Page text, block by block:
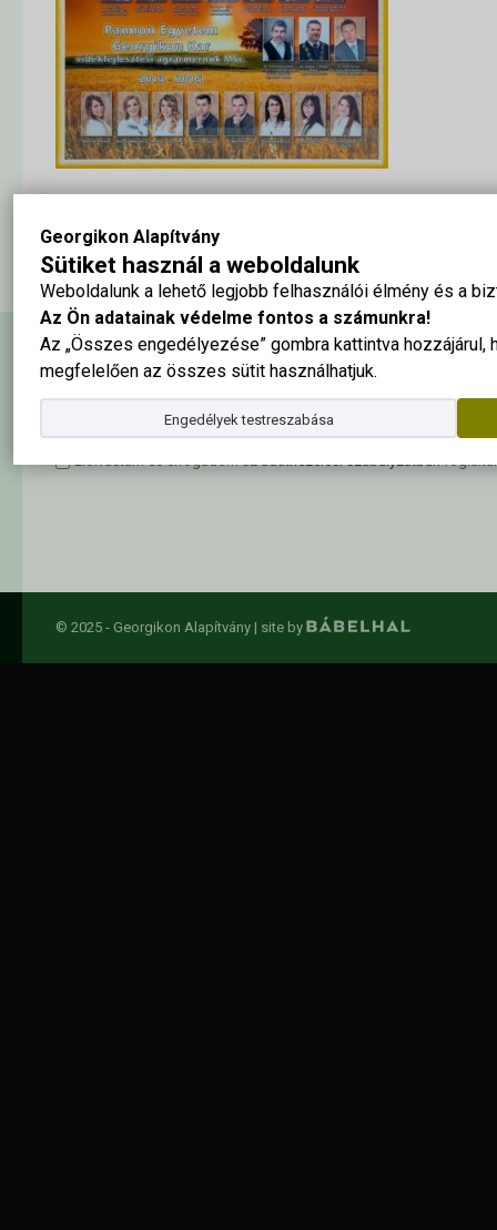
Georgikon Alapítvány
Sütiket használ a weboldalunk
Weboldalunk a lehető legjobb felhasználói élmény és a
Az Ön adatainak védelme fontos a számunkra!
Az „Összes engedélyezése” gombra kattintva hozzájárul,
megfelelően az összes sütit használhatjuk.
Engedélyek testreszabása
Hírlevél feliratkozás
Elolvastam és elfogadom azadatkezelési szabályzatban
© 2025 - Georgikon Alapítvány | site by